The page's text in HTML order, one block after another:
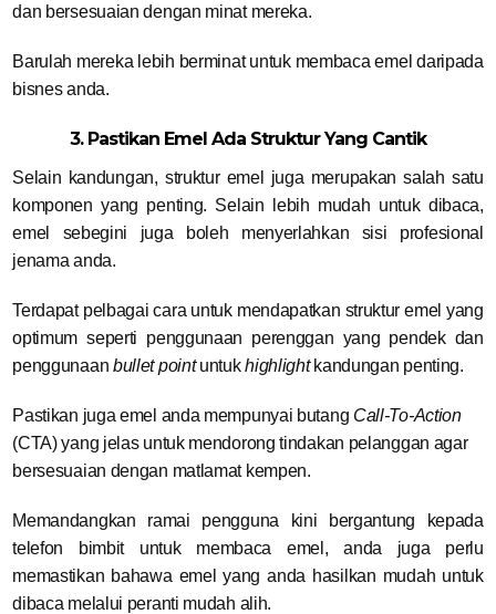
dan bersesuaian dengan minat mereka.
Barulah mereka lebih berminat untuk membaca emel daripada
bisnes anda.
3. Pastikan Emel Ada Struktur Yang Cantik
Selain kandungan, struktur emel juga merupakan salah satu
komponen yang penting. Selain lebih mudah untuk dibaca,
emel sebegini juga boleh menyerlahkan sisi profesional
jenama anda.
Terdapat pelbagai cara untuk mendapatkan struktur emel yang
optimum seperti penggunaan perenggan yang pendek dan
penggunaan bullet pointuntukhighlight kandungan penting.
Pastikan juga emel anda mempunyai butang Call-To-Action
(CTA) yang jelas untuk mendorong tindakan pelanggan agar
bersesuaian dengan matlamat kempen.
Memandangkan ramai pengguna kini bergantung kepada
telefon bimbit untuk membaca emel, anda juga perlu
memastikan bahawa emel yang anda hasilkan mudah untuk
dibaca melalui peranti mudah alih.